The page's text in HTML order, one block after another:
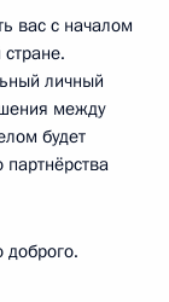
вас с началом
личный
между
будет